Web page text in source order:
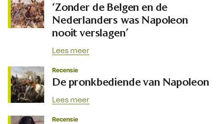
‘Zonder de Belgen en de
Nederlanders was Napoleon
nooit verslagen’
Lees meer
Recensie
De pronkbediende van Napoleon
Lees meer
Recensie